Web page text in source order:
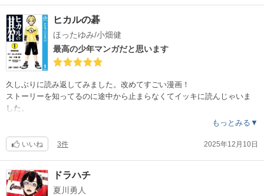
ます。一作目を読まずに読んでも大丈夫だと思いますよ。
ヒカルの碁
ほったゆみ/小畑健
最高の少年マンガだと思います
久しぶりに読み返してみました。改めてすごい漫画！
ストーリーを知ってるのに途中から止まらなくてイッキに読んじゃいま
した。
ヒカルも佐為もかわいくてカッコよくて。私は基本的にストーリーが面
いからできる表現もあるんだなぁと。
もっとみる▼
いいね 3件 2025年12月10日
ドラハチ
夏川勇人